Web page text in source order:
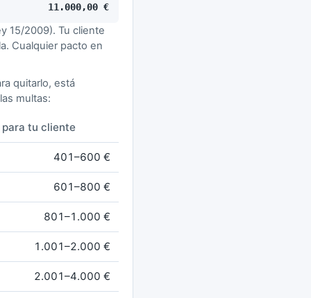
11.000,00 €
15/2009). Tu cliente
Cualquier pacto en
quitarlo, está
multas:
tu cliente
401–600 €
601–800 €
801–1.000 €
1.001–2.000 €
2.001–4.000 €